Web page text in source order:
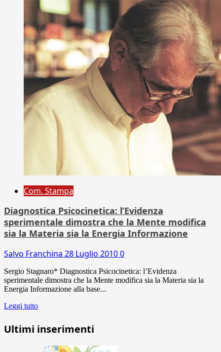
Com. Stampa
Diagnostica Psicocinetica: l’Evidenza
sperimentale dimostra che la Mente modifica
sia la Materia sia la Energia Informazione
Salvo Franchina 28 Luglio 20100
Sergio Stagnaro* Diagnostica Psicocinetica: l’Evidenza
sperimentale dimostra che la Mente modifica sia la Materia sia la
Energia Informazione alla base...
Leggi tutto
Ultimi inserimenti